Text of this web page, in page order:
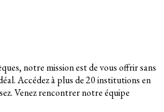
notre mission est de vous offrir sans
Accédez à plus de 20 institutions en
Venez rencontrer notre équipe